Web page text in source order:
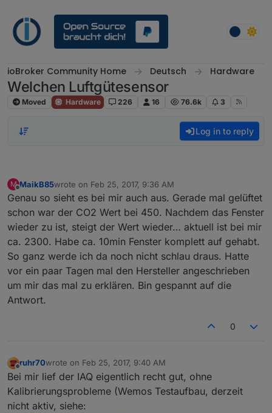
ioBroker Community Home Deutsch Hardware
Welchen Luftgütesensor
Moved Hardware 226 16 76.6k 3
Log in to reply
M MaikB85wrote on Feb 25, 2017, 9:36 AM
last edited by
Genau so sieht es bei mir auch aus. Gerade mal gelüftet
schon war der CO2 Wert bei 450. Nachdem das Fenster
wieder zu ist, steigt der Wert wieder… aktuell ist bei mir
ca. 2300. Habe ca. 10min Fenster komplett auf gehabt.
So ganz werde ich da noch nicht schlau draus. Hatte
vor ein paar Tagen mal den Hersteller angeschrieben
um mir das mal zu erklären. Bin gespannt auf die
Antwort.
0
Offline
ruhr70wrote on Feb 25, 2017, 9:40 AM
last edited by Feb 25, 2017, 2:05 PM
Bei mir lief der IAQ eigentlich recht gut, ohne
Kalibrierungsprobleme (Wemos Testaufbau, derzeit
nicht aktiv, siehe: